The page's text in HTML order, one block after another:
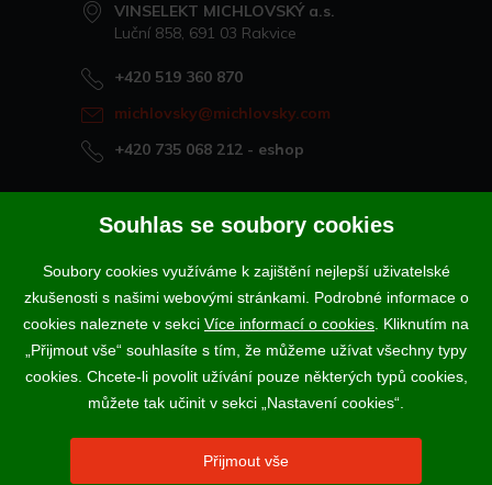
VINSELEKT MICHLOVSKÝ a.s.
Luční 858, 691 03 Rakvice
+420 519 360 870
michlovsky@michlovsky.com
+420 735 068 212 - eshop
Naše vína offline
Vinotéka Rakvice
>
Vinotéky a degustační centra
>
Podle zákona o evidenci tržeb je prodávající povinen vystavit
kupujícímu účtenku. Zároveň je povinen zaevidovat přijatou tržbu u
správce daně online; v případě technického výpadku pak nejpozději do
Vína a sekty prodáváme výhradně osobám starším 18-ti let.
Souhlas se soubory cookies
Soubory cookies využíváme k zajištění nejlepší uživatelské
zkušenosti s našimi webovými stránkami. Podrobné informace o
cookies naleznete v sekci Více informací o cookies . Kliknutím na
„Přijmout vše“ souhlasíte s tím, že můžeme užívat všechny typy
cookies. Chcete-li povolit užívání pouze některých typů cookies,
můžete tak učinit v sekci „Nastavení cookies“.
Přijmout vše